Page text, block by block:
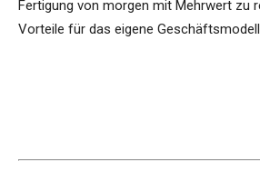
Fertigung von morgen mit Mehrwert zu
Vorteile für das eigene